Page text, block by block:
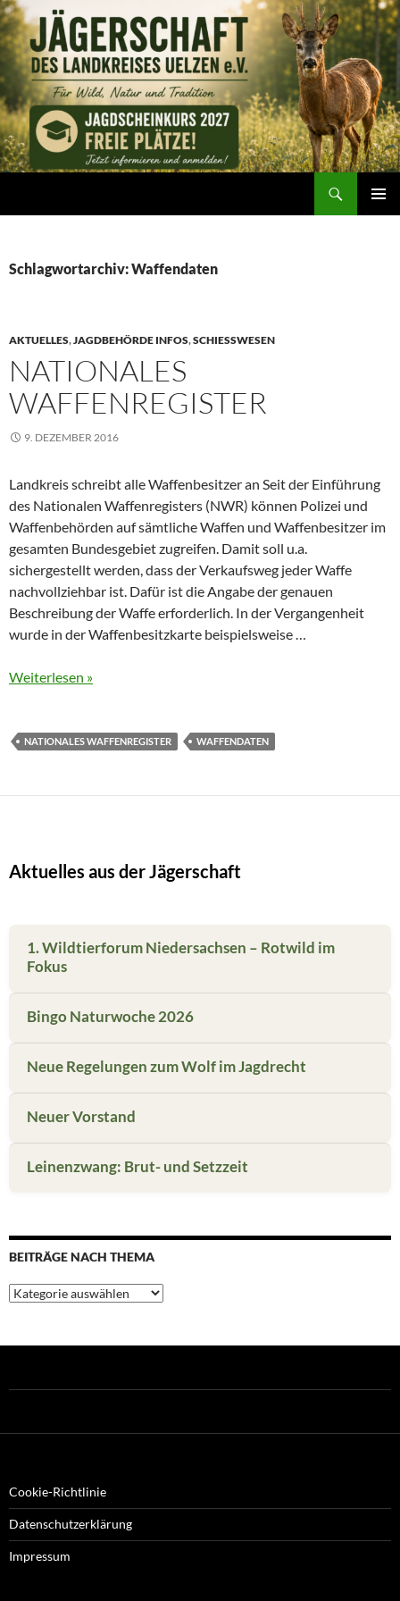
Zum
Inhalt
springen
Schlagwortarchiv: Waffendaten
AKTUELLES,JAGDBEHÖRDE INFOS,SCHIESSWESEN
NATIONALES
WAFFENREGISTER
9. DEZEMBER 2016
Landkreis schreibt alle Waffenbesitzer an Seit der Einführung
des Nationalen Waffenregisters (NWR) können Polizei und
Waffenbehörden auf sämtliche Waffen und Waffenbesitzer im
gesamten Bundesgebiet zugreifen. Damit soll u.a.
sichergestellt werden, dass der Verkaufsweg jeder Waffe
nachvollziehbar ist. Dafür ist die Angabe der genauen
Beschreibung der Waffe erforderlich. In der Vergangenheit
wurde in der Waffenbesitzkarte beispielsweise …
Weiterlesen »
NATIONALES WAFFENREGISTER WAFFENDATEN
Aktuelles aus der Jägerschaft
1. Wildtierforum Niedersachsen – Rotwild im
Fokus
Bingo Naturwoche 2026
Neue Regelungen zum Wolf im Jagdrecht
Neuer Vorstand
Leinenzwang: Brut- und Setzzeit
BEITRÄGE NACH THEMA
Beiträge
nach
Cookie-Richtlinie
Datenschutzerklärung
Impressum